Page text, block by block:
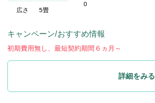
広さ 5畳
0
キャンペーン/おすすめ情報
初期費用無し、最短契約期間６ヵ月～
詳細をみる